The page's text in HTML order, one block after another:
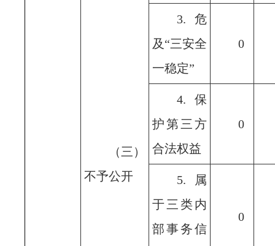
（三）
不予公开
3.危
及“三安全
一稳定”
0
4.保
护第三方
合法权益
0
5.属
于三类内
部事务信
0